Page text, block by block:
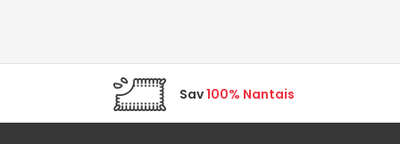
Sav100% Nantais